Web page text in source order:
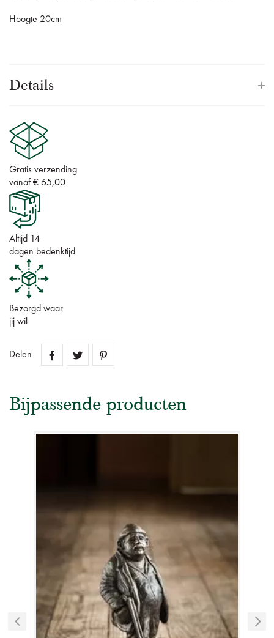
Hoogte 20cm
Details
Gratis verzending
vanaf € 65,00
Altijd 14
dagen bedenktijd
Bezorgd waar
jij wil
Delen
Bijpassende producten